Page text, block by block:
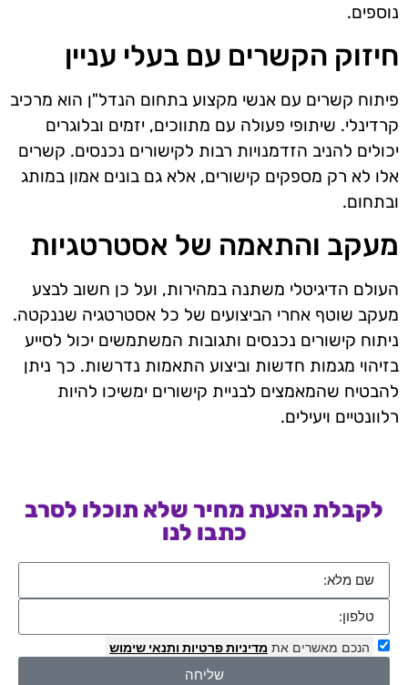
נוספים.
חיזוק הקשרים עם בעלי עניין
פיתוח קשרים עם אנשי מקצוע בתחום הנדל"ן הוא מרכיב
קרדינלי. שיתופי פעולה עם מתווכים, יזמים ובלוגרים
יכולים להניב הזדמנויות רבות לקישורים נכנסים. קשרים
אלו לא רק מספקים קישורים, אלא גם בונים אמון במותג
ובתחום.
מעקב והתאמה של אסטרטגיות
העולם הדיגיטלי משתנה במהירות, ועל כן חשוב לבצע
מעקב שוטף אחרי הביצועים של כל אסטרטגיה שננקטה.
ניתוח קישורים נכנסים ותגובות המשתמשים יכול לסייע
בזיהוי מגמות חדשות וביצוע התאמות נדרשות. כך ניתן
להבטיח שהמאמצים לבניית קישורים ימשיכו להיות
רלוונטיים ויעילים.
לקבלת הצעת מחיר שלא תוכלו לסרב
כתבו לנו
הנכם מאשרים את מדיניות פרטיות ותנאי שימוש
שליחה